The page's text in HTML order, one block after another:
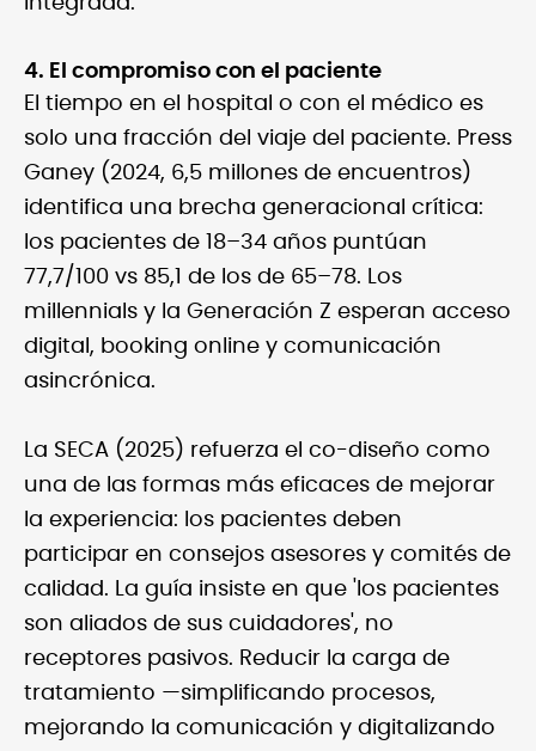
4. El compromiso con el paciente
El tiempo en el hospital o con el médico es
solo una fracción del viaje del paciente. Press
Ganey (2024, 6,5 millones de encuentros)
identifica una brecha generacional crítica:
los pacientes de 18–34 años puntúan
77,7/100 vs 85,1 de los de 65–78. Los
millennials y la Generación Z esperan acceso
digital, booking online y comunicación
asincrónica.
La SECA (2025) refuerza el co-diseño como
una de las formas más eficaces de mejorar
la experiencia: los pacientes deben
participar en consejos asesores y comités de
calidad. La guía insiste en que 'los pacientes
son aliados de sus cuidadores', no
receptores pasivos. Reducir la carga de
tratamiento —simplificando procesos,
mejorando la comunicación y digitalizando